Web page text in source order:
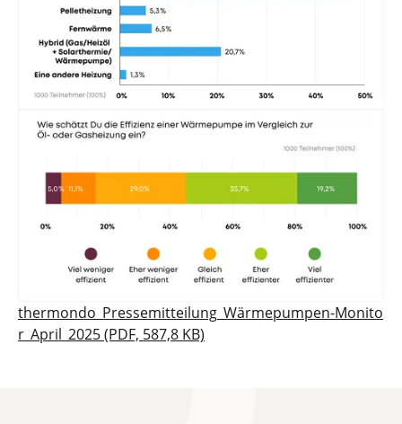
thermondo_Pressemitteilung_Wärmepumpen-Monito
r_April_2025 (PDF, 587,8 KB)